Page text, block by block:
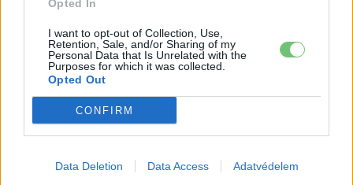
Opted In
I want to opt-out of Collection, Use,
Retention, Sale, and/or Sharing of my
Personal Data that Is Unrelated with the
Purposes for which it was collected.
Opted Out
CONFIRM
Data Deletion Data Access Adatvédelem